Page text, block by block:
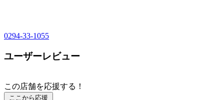
0294-33-1055
ユーザーレビュー
この店舗を応援する！
ここから応援